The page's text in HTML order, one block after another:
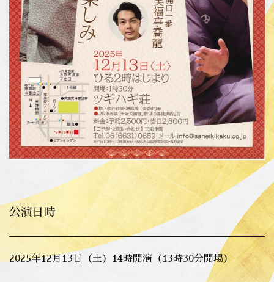
公演日時
2025年12月13日（土）14時開演（13時30分開場）